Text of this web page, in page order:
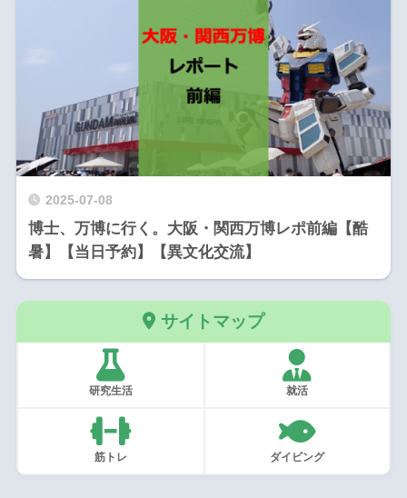
2025-07-08
博士、万博に行く。大阪・関西万博レポ前編【酷
暑】【当日予約】【異文化交流】
サイトマップ
研究生活 就活
筋トレ ダイビング